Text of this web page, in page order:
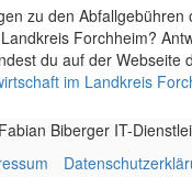
zu den Abfallgebühren
Forchheim?
du auf der Webseite
im Landkreis
Biberger IT-